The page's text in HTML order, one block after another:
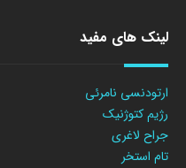
لینک های مفید
ارتودنسی نامرئی
رژیم کتوژنیک
جراح لاغری
تام استخر